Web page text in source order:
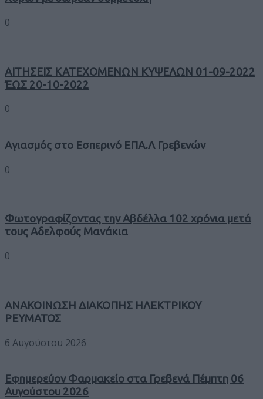
0
ΑΙΤΗΣΕΙΣ ΚΑΤΕΧΟΜΕΝΩΝ ΚΥΨΕΛΩΝ 01-09-2022
ΈΩΣ 20-10-2022
0
Αγιασμός στο Εσπερινό ΕΠΑ.Λ Γρεβενών
0
Φωτογραφίζοντας την Αβδέλλα 102 χρόνια μετά
τους Αδελφούς Μανάκια
0
ΑΝΑΚΟΙΝΩΣΗ ΔΙΑΚΟΠΗΣ ΗΛΕΚΤΡΙΚΟΥ
ΡΕΥΜΑΤΟΣ
6 Αυγούστου 2026
Εφημερεύον Φαρμακείο στα Γρεβενά Πέμπτη 06
Αυγούστου 2026